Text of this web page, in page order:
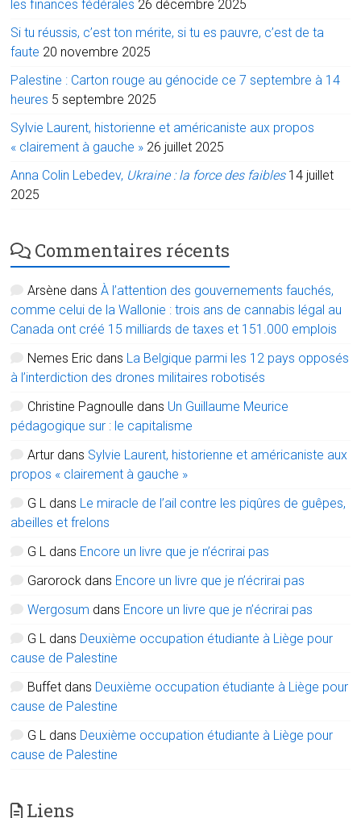
les finances fédérales 26 décembre 2025
Si tu réussis, c’est ton mérite, si tu es pauvre, c’est de ta
faute 20 novembre 2025
Palestine : Carton rouge au génocide ce 7 septembre à 14
heures 5 septembre 2025
Sylvie Laurent, historienne et américaniste aux propos
« clairement à gauche » 26 juillet 2025
Anna Colin Lebedev, Ukraine : la force des faibles 14 juillet
2025
Commentaires récents
Arsène dansÀ l’attention des gouvernements fauchés,
comme celui de la Wallonie : trois ans de cannabis légal au
Canada ont créé 15 milliards de taxes et 151.000 emplois
Nemes Eric dans La Belgique parmi les 12 pays opposés
à l’interdiction des drones militaires robotisés
Christine Pagnoulle dans Un Guillaume Meurice
pédagogique sur : le capitalisme
Artur dans Sylvie Laurent, historienne et américaniste aux
propos « clairement à gauche »
G L dans Le miracle de l’ail contre les piqûres de guêpes,
abeilles et frelons
G L dans Encore un livre que je n’écrirai pas
Garorock dans Encore un livre que je n’écrirai pas
Wergosum dans Encore un livre que je n’écrirai pas
G L dans Deuxième occupation étudiante à Liège pour
cause de Palestine
Buffet dans Deuxième occupation étudiante à Liège pour
cause de Palestine
G L dans Deuxième occupation étudiante à Liège pour
cause de Palestine
Liens